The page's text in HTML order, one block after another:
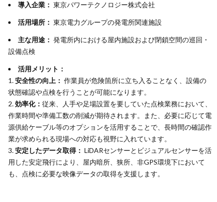
導入企業： 東京パワーテクノロジー株式会社
活用場所： 東京電力グループの発電所関連施設
主な用途： 発電所内における屋内施設および閉鎖空間の巡回・
設備点検
活用メリット：
1.安全性の向上： 作業員が危険箇所に立ち入ることなく、設備の
状態確認や点検を行うことが可能になります。
2.効率化： 従来、人手や足場設置を要していた点検業務において、
作業時間や準備工数の削減が期待されます。また、必要に応じて電
源供給ケーブル等のオプションを活用することで、長時間の確認作
業が求められる現場への対応も視野に入れています。
3.安定したデータ取得： LiDARセンサーとビジュアルセンサーを活
用した安定飛行により、屋内暗所、狭所、非GPS環境下において
も、点検に必要な映像データの取得を支援します。